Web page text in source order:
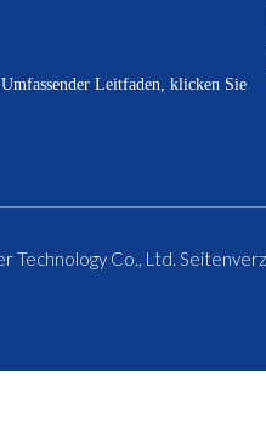
Umfassender Leitfaden, klicken Sie
Technology Co., Ltd.